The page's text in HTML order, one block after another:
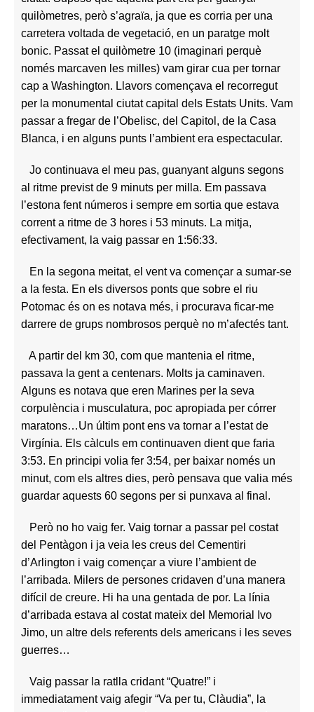
quilòmetres, però s’agraïa, ja que es corria per una
carretera voltada de vegetació, en un paratge molt
bonic. Passat el quilòmetre 10 (imaginari perquè
només marcaven les milles) vam girar cua per tornar
cap a Washington. Llavors començava el recorregut
per la monumental ciutat capital dels Estats Units. Vam
passar a fregar de l’Obelisc, del Capitol, de la Casa
Blanca, i en alguns punts l’ambient era espectacular.
Jo continuava el meu pas, guanyant alguns segons
al ritme previst de 9 minuts per milla. Em passava
l’estona fent números i sempre em sortia que estava
corrent a ritme de 3 hores i 53 minuts. La mitja,
efectivament, la vaig passar en 1:56:33.
En la segona meitat, el vent va començar a sumar-se
a la festa. En els diversos ponts que sobre el riu
Potomac és on es notava més, i procurava ficar-me
darrere de grups nombrosos perquè no m’afectés tant.
A partir del km 30, com que mantenia el ritme,
passava la gent a centenars. Molts ja caminaven.
Alguns es notava que eren Marines per la seva
corpulència i musculatura, poc apropiada per córrer
maratons…Un últim pont ens va tornar a l’estat de
Virgínia. Els càlculs em continuaven dient que faria
3:53. En principi volia fer 3:54, per baixar només un
minut, com els altres dies, però pensava que valia més
guardar aquests 60 segons per si punxava al final.
Però no ho vaig fer. Vaig tornar a passar pel costat
del Pentàgon i ja veia les creus del Cementiri
d’Arlington i vaig començar a viure l’ambient de
l’arribada. Milers de persones cridaven d’una manera
difícil de creure. Hi ha una gentada de por. La línia
d’arribada estava al costat mateix del Memorial Ivo
Jimo, un altre dels referents dels americans i les seves
guerres…
Vaig passar la ratlla cridant “Quatre!” i
immediatament vaig afegir “Va per tu, Clàudia”, la